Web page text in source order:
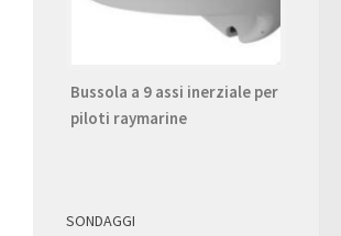
Bussola a 9 assi inerziale per
piloti raymarine
SONDAGGI